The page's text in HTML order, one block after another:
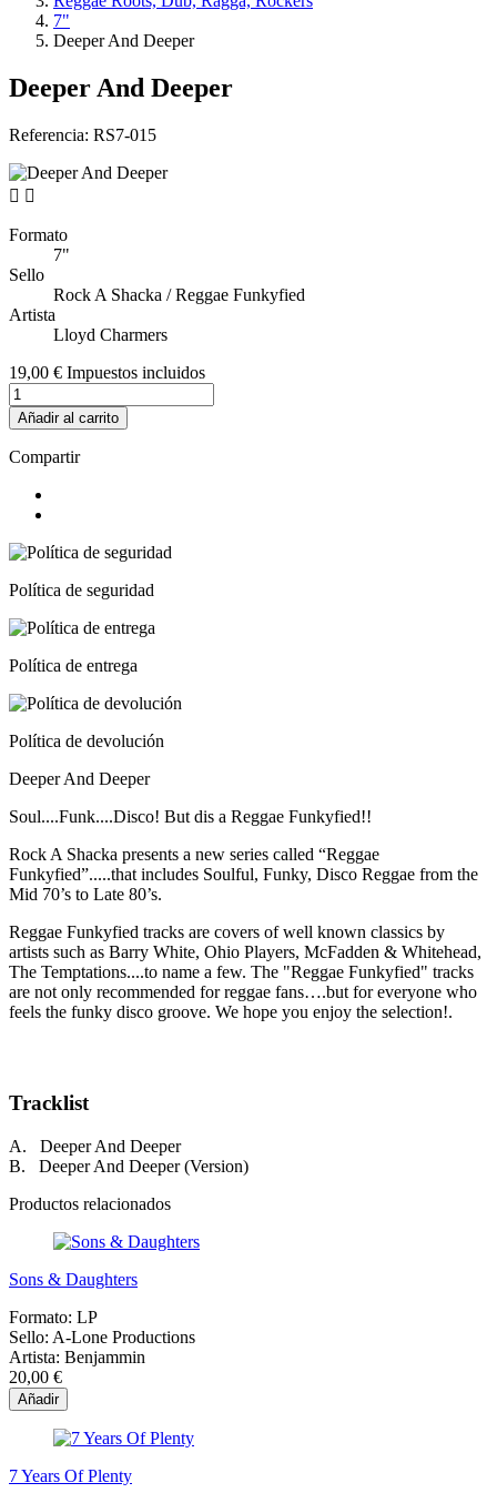
7"
Deeper And Deeper
Deeper And Deeper
Referencia: RS7-015
 
Formato
7"
Sello
Rock A Shacka / Reggae Funkyfied
Artista
Lloyd Charmers
19,00 € Impuestos incluidos
Añadir al carrito
Compartir
Política de seguridad
Política de entrega
Política de devolución
Deeper And Deeper
Soul....Funk....Disco! But dis a Reggae Funkyfied!!
Rock A Shacka presents a new series called “Reggae
Funkyfied”.....that includes Soulful, Funky, Disco Reggae from the
Mid 70’s to Late 80’s.
Reggae Funkyfied tracks are covers of well known classics by
artists such as Barry White, Ohio Players, McFadden & Whitehead,
The Temptations....to name a few. The "Reggae Funkyfied" tracks
are not only recommended for reggae fans….but for everyone who
feels the funky disco groove. We hope you enjoy the selection!.
Tracklist
A. Deeper And Deeper
B. Deeper And Deeper (Version)
Productos relacionados
Sons & Daughters
Formato: LP
Sello: A-Lone Productions
Artista: Benjammin
20,00 €
Añadir
7 Years Of Plenty